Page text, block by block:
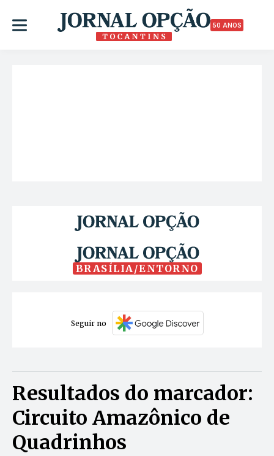
50 ANOS
BRASÍLIA/ENTORNO
Seguir no
Resultados do marcador:
Circuito Amazônico de
Quadrinhos